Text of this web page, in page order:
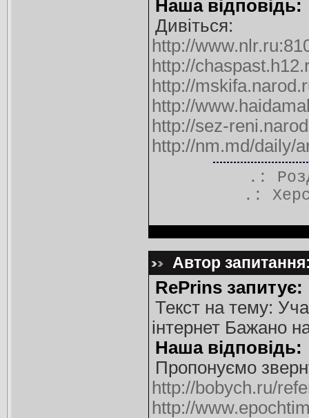
Наша відповідь:
Дивіться:
http://
http://
http://
http://
http://sez-
http://nm.md/daily/
.:
.:
Автор
RePrins запитує:
Текст на тему:
інтернет Бажано
Наша відповідь:
Пропонуємо
http://bobych.ru/
http://